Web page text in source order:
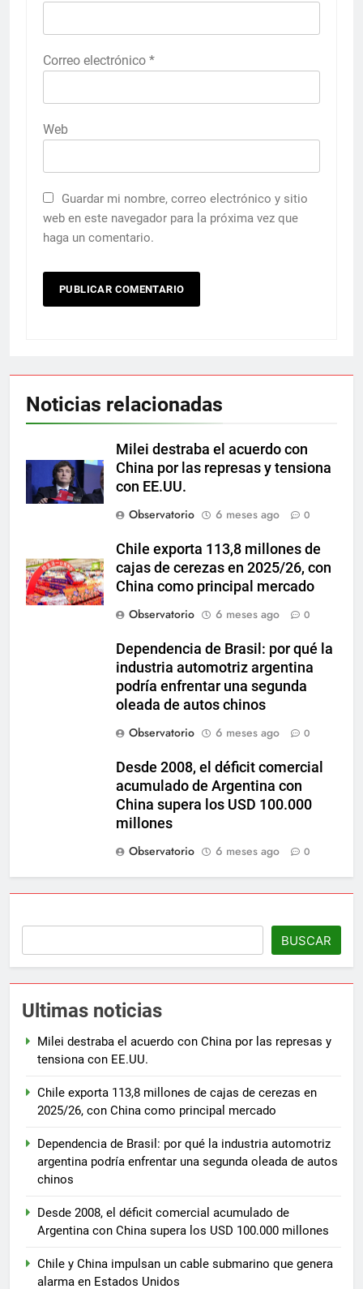
Correo electrónico *
Web
Guardar mi nombre, correo electrónico y sitio
web en este navegador para la próxima vez que
haga un comentario.
Noticias relacionadas
Milei destraba el acuerdo con
China por las represas y tensiona
con EE.UU.
Observatorio
6 meses ago 0
Chile exporta 113,8 millones de
cajas de cerezas en 2025/26, con
China como principal mercado
Observatorio
6 meses ago 0
Dependencia de Brasil: por qué la
industria automotriz argentina
podría enfrentar una segunda
oleada de autos chinos
Observatorio
6 meses ago 0
Desde 2008, el déficit comercial
acumulado de Argentina con
China supera los USD 100.000
millones
Observatorio
6 meses ago 0
BUSCAR
Ultimas noticias
Milei destraba el acuerdo con China por las represas y
tensiona con EE.UU.
Chile exporta 113,8 millones de cajas de cerezas en
2025/26, con China como principal mercado
Dependencia de Brasil: por qué la industria automotriz
argentina podría enfrentar una segunda oleada de autos
chinos
Desde 2008, el déficit comercial acumulado de
Argentina con China supera los USD 100.000 millones
Chile y China impulsan un cable submarino que genera
alarma en Estados Unidos